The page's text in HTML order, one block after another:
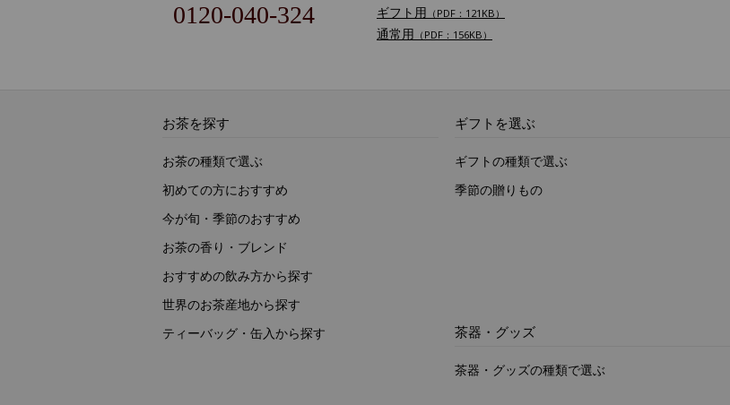
0120-040-324 ギフト用 （PDF：121KB）
通常用 （PDF：156KB）
お茶を探す
お茶の種類で選ぶ
初めての方におすすめ
今が旬・季節のおすすめ
お茶の香り・ブレンド
おすすめの飲み方から探す
世界のお茶産地から探す
ティーバッグ・缶入から探す
ギフトを選ぶ
ギフトの種類で選ぶ
季節の贈りもの
茶器・グッズ
茶器・グッズの種類で選ぶ